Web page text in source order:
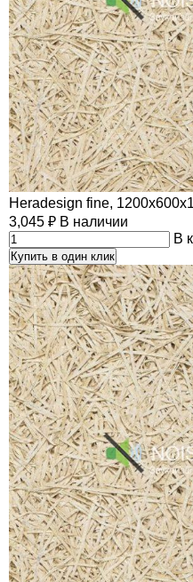
Heradesign fine,
3,045 ₽ В наличии
В
Купить в один клик